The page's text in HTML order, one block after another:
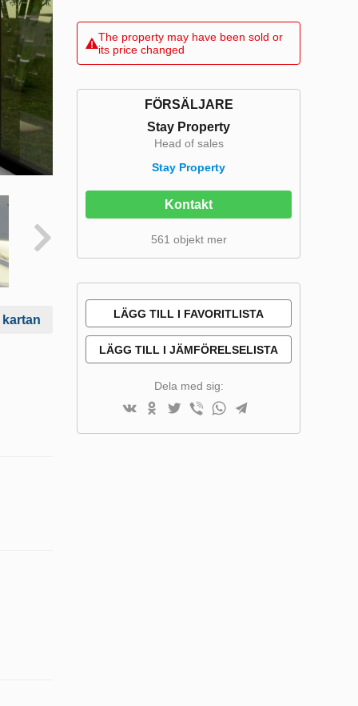
The property may have been sold or
its price changed
FÖRSÄLJARE
Stay Property
Head of sales
Stay Property
Kontakt
561 objekt mer
LÄGG TILL I FAVORITLISTA
LÄGG TILL I JÄMFÖRELSELISTA
Dela med sig: